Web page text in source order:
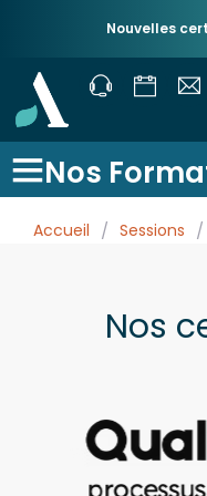
Nouvelles
Nos
Accueil / Sessions /
Nos